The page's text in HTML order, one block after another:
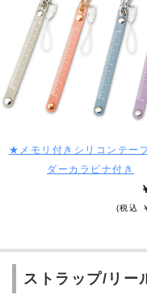
★メモリ付きシリコンテー
ダーカラビナ付き
(税込
ストラップ/リー